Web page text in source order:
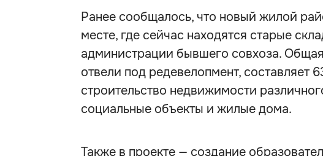
Ранее сообщалось, что новый жилой
месте, где сейчас находятся старые
администрации бывшего совхоза.
отвели под редевелопмент, составляет
строительство недвижимости
социальные объекты и жилые дома.
Также в проекте — создание